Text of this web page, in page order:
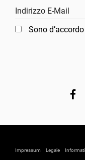
Indirizzo E-Mail
Sono
Impressum Legale